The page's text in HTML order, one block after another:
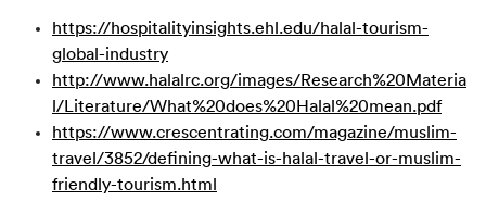
https://hospitalityinsights.ehl.edu/halal-tourism-
global-industry
http://www.halalrc.org/images/Research%20Materia
l/Literature/What%20does%20Halal%20mean.pdf
https://www.crescentrating.com/magazine/muslim-
travel/3852/defining-what-is-halal-travel-or-muslim-
friendly-tourism.html